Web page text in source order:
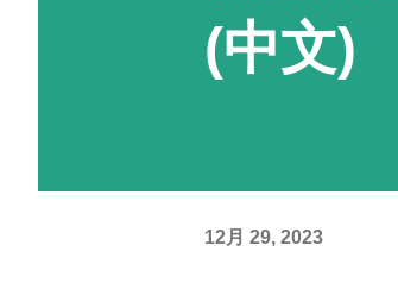
(中文)
12月 29, 2023